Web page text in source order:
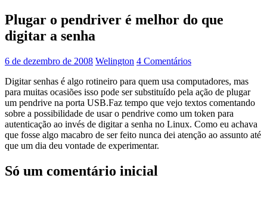
Plugar o pendriver é melhor do que
digitar a senha
6 de dezembro de 2008 Welington 4 Comentários
Digitar senhas é algo rotineiro para quem usa computadores, mas
para muitas ocasiões isso pode ser substituído pela ação de plugar
um pendrive na porta USB.Faz tempo que vejo textos comentando
sobre a possibilidade de usar o pendrive como um token para
autenticação ao invés de digitar a senha no Linux. Como eu achava
que fosse algo macabro de ser feito nunca dei atenção ao assunto até
que um dia deu vontade de experimentar.
Só um comentário inicial